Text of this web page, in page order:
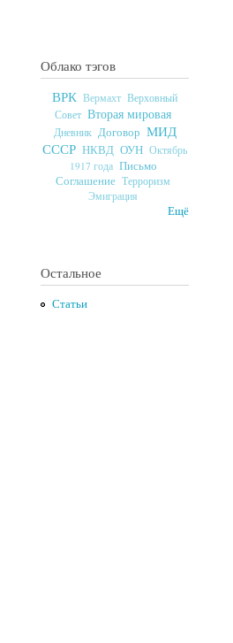
Облако тэгов
ВРК Вермахт Верховный
Совет Вторая мировая
Дневник Договор МИД
СССР НКВД ОУН Октябрь
1917 года Письмо
Соглашение Терроризм
Эмиграция
Ещё
Остальное
Статьи